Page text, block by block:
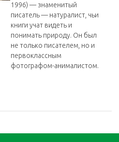
1996) — знаменитый
️писатель — натуралист, чьи
книги учат видеть и
понимать природу. Он был
не только писателем, но и
первоклассным
фотографом-анималистом.